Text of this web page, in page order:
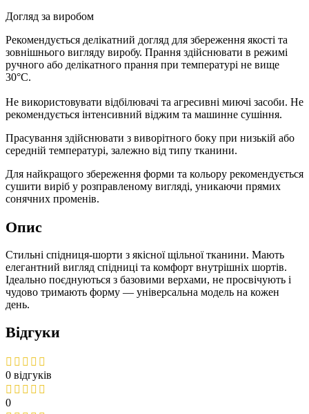
Догляд за виробом
Рекомендується делікатний догляд для збереження якості та
зовнішнього вигляду виробу. Прання здійснювати в режимі
ручного або делікатного прання при температурі не вище
30°C.
Не використовувати відбілювачі та агресивні миючі засоби. Не
рекомендується інтенсивний віджим та машинне сушіння.
Прасування здійснювати з виворітного боку при низькій або
середній температурі, залежно від типу тканини.
Для найкращого збереження форми та кольору рекомендується
сушити виріб у розправленому вигляді, уникаючи прямих
сонячних променів.
Опис
Стильні спідниця-шорти з якісної щільної тканини. Мають
елегантний вигляд спідниці та комфорт внутрішніх шортів.
Ідеально поєднуються з базовими верхами, не просвічують і
чудово тримають форму — універсальна модель на кожен
день.
Відгуки
0 відгуків
0